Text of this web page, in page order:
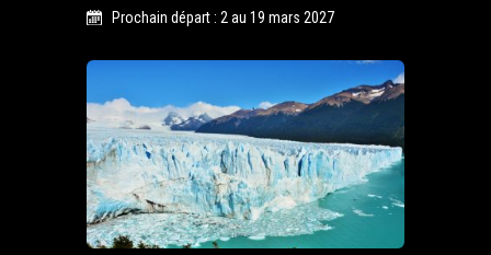
Prochain départ : 2 au 19 mars 2027